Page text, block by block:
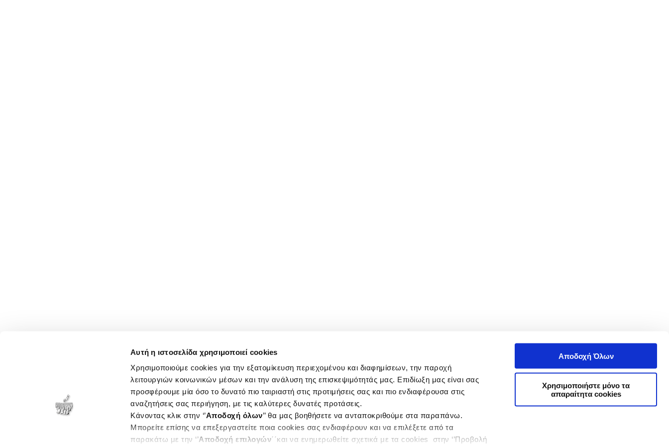
Αυτή η ιστοσελίδα χρησιμοποιεί cookies
Χρησιμοποιούμε cookies για την εξατομίκευση περιεχομένου και διαφημίσεων, την παροχή
λειτουργιών κοινωνικών μέσων και την ανάλυση της επισκεψιμότητάς μας. Επιδίωξη μας είναι σας
προσφέρουμε μία όσο το δυνατό πιο ταιριαστή στις προτιμήσεις σας και πιο ενδιαφέρουσα στις
αναζητήσεις σας περιήγηση, με τις καλύτερες δυνατές προτάσεις.
Κάνοντας κλικ στην ‘’Αποδοχή όλων’’ θα μας βοηθήσετε να ανταποκριθούμε στα παραπάνω.
Μπορείτε επίσης να επεξεργαστείτε ποια cookies σας ενδιαφέρουν και να επιλέξετε από τα
παρακάτω με την ‘’Αποδοχή επιλογών΄΄και να ενημερωθείτε σχετικά με τα cookies στην ‘’Προβολή
Αποδοχή Όλων
Χρησιμοποιήστε μόνο τα
απαραίτητα cookies